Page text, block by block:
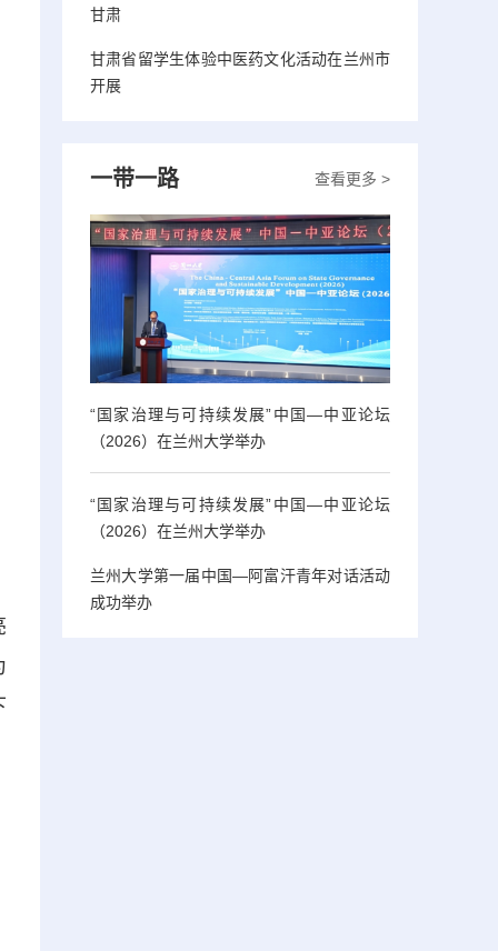
甘肃
甘肃省留学生体验中医药文化活动在兰州市
开展
查看更多 >
一带一路
“国家治理与可持续发展”中国—中亚论坛
（2026）在兰州大学举办
“国家治理与可持续发展”中国—中亚论坛
（2026）在兰州大学举办
兰州大学第一届中国—阿富汗青年对话活动
成功举办